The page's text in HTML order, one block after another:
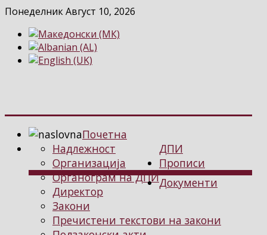
Понеделник Август 10, 2026
Почетна
ДПИ
Надлежност
Организација
Органограм на ДПИ
Директор
Прописи
Закони
Пречистени текстови на закони
Документи